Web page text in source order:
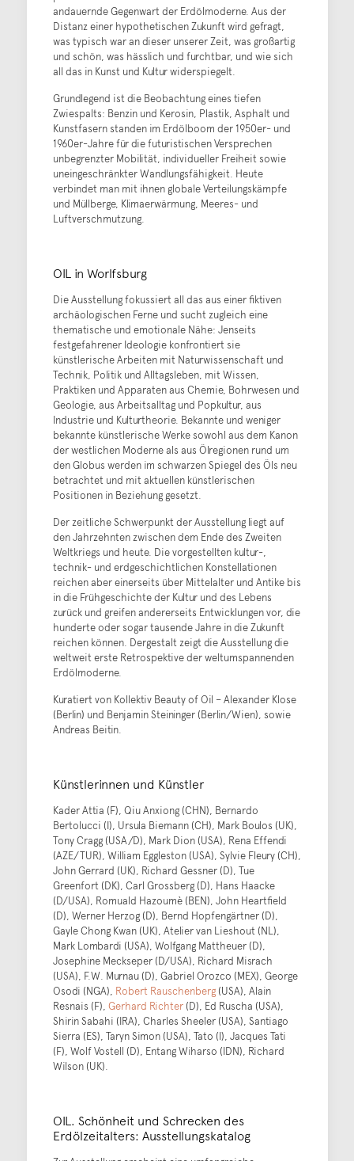
andauernde Gegenwart der Erdölmoderne. Aus der
Distanz einer hypothetischen Zukunft wird gefragt,
was typisch war an dieser unserer Zeit, was großartig
und schön, was hässlich und furchtbar, und wie sich
all das in Kunst und Kultur widerspiegelt.
Grundlegend ist die Beobachtung eines tiefen
Zwiespalts: Benzin und Kerosin, Plastik, Asphalt und
Kunstfasern standen im Erdölboom der 1950er- und
1960er-Jahre für die futuristischen Versprechen
unbegrenzter Mobilität, individueller Freiheit sowie
uneingeschränkter Wandlungsfähigkeit. Heute
verbindet man mit ihnen globale Verteilungskämpfe
und Müllberge, Klimaerwärmung, Meeres- und
Luftverschmutzung.
OIL in Worlfsburg
Die Ausstellung fokussiert all das aus einer fiktiven
archäologischen Ferne und sucht zugleich eine
thematische und emotionale Nähe: Jenseits
festgefahrener Ideologie konfrontiert sie
künstlerische Arbeiten mit Naturwissenschaft und
Technik, Politik und Alltagsleben, mit Wissen,
Praktiken und Apparaten aus Chemie, Bohrwesen und
Geologie, aus Arbeitsalltag und Popkultur, aus
Industrie und Kulturtheorie. Bekannte und weniger
bekannte künstlerische Werke sowohl aus dem Kanon
der westlichen Moderne als aus Ölregionen rund um
den Globus werden im schwarzen Spiegel des Öls neu
betrachtet und mit aktuellen künstlerischen
Positionen in Beziehung gesetzt.
Der zeitliche Schwerpunkt der Ausstellung liegt auf
den Jahrzehnten zwischen dem Ende des Zweiten
Weltkriegs und heute. Die vorgestellten kultur-,
technik- und erdgeschichtlichen Konstellationen
reichen aber einerseits über Mittelalter und Antike bis
in die Frühgeschichte der Kultur und des Lebens
zurück und greifen andererseits Entwicklungen vor, die
hunderte oder sogar tausende Jahre in die Zukunft
reichen können. Dergestalt zeigt die Ausstellung die
weltweit erste Retrospektive der weltumspannenden
Erdölmoderne.
Kuratiert von Kollektiv Beauty of Oil – Alexander Klose
(Berlin) und Benjamin Steininger (Berlin/Wien), sowie
Andreas Beitin.
Künstlerinnen und Künstler
Kader Attia (F), Qiu Anxiong (CHN), Bernardo
Bertolucci (I), Ursula Biemann (CH), Mark Boulos (UK),
Tony Cragg (USA/D), Mark Dion (USA), Rena Effendi
(AZE/TUR), William Eggleston (USA), Sylvie Fleury (CH),
John Gerrard (UK), Richard Gessner (D), Tue
Greenfort (DK), Carl Grossberg (D), Hans Haacke
(D/USA), Romuald Hazoumè (BEN), John Heartfield
(D), Werner Herzog (D), Bernd Hopfengärtner (D),
Gayle Chong Kwan (UK), Atelier van Lieshout (NL),
Mark Lombardi (USA), Wolfgang Mattheuer (D),
Josephine Meckseper (D/USA), Richard Misrach
(USA), F.W. Murnau (D), Gabriel Orozco (MEX), George
Osodi (NGA), Robert Rauschenberg(USA), Alain
Resnais (F), Gerhard Richter(D), Ed Ruscha (USA),
Shirin Sabahi (IRA), Charles Sheeler (USA), Santiago
Sierra (ES), Taryn Simon (USA), Tato (I), Jacques Tati
(F), Wolf Vostell (D), Entang Wiharso (IDN), Richard
Wilson (UK).
OIL. Schönheit und Schrecken des
Erdölzeitalters: Ausstellungskatalog